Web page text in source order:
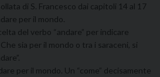
di S. Francesco dai capitoli 14 al 17
per il mondo.
del verbo “andare” per indicare
sia per il mondo o tra i saraceni, si
per il mondo. Un “come” decisamente